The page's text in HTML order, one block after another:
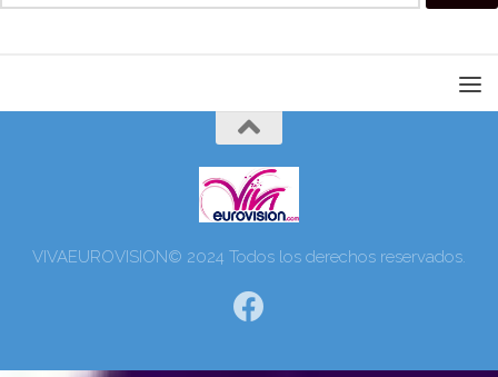
VIVAEUROVISION© 2024 Todos los derechos reservados.